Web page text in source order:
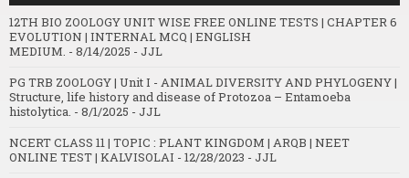
12TH BIO ZOOLOGY UNIT WISE FREE ONLINE TESTS | CHAPTER 6
EVOLUTION | INTERNAL MCQ | ENGLISH
MEDIUM. - 8/14/2025 - JJL
PG TRB ZOOLOGY | Unit I - ANIMAL DIVERSITY AND PHYLOGENY |
Structure, life history and disease of Protozoa – Entamoeba
histolytica. - 8/1/2025 - JJL
NCERT CLASS 11 | TOPIC : PLANT KINGDOM | ARQB | NEET
ONLINE TEST | KALVISOLAI - 12/28/2023 - JJL